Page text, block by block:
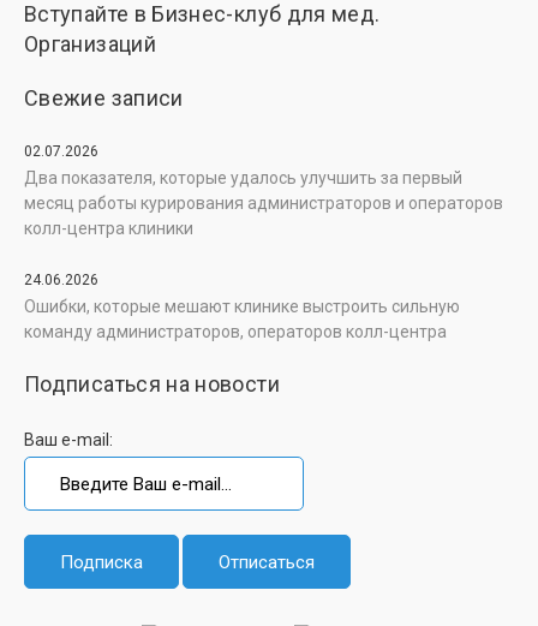
Вступайте в Бизнес-клуб для мед.
Организаций
Свежие записи
02.07.2026
Два показателя, которые удалось улучшить за первый
месяц работы курирования администраторов и операторов
колл-центра клиники
24.06.2026
Ошибки, которые мешают клинике выстроить сильную
команду администраторов, операторов колл-центра
Подписаться на новости
Ваш e-mail: